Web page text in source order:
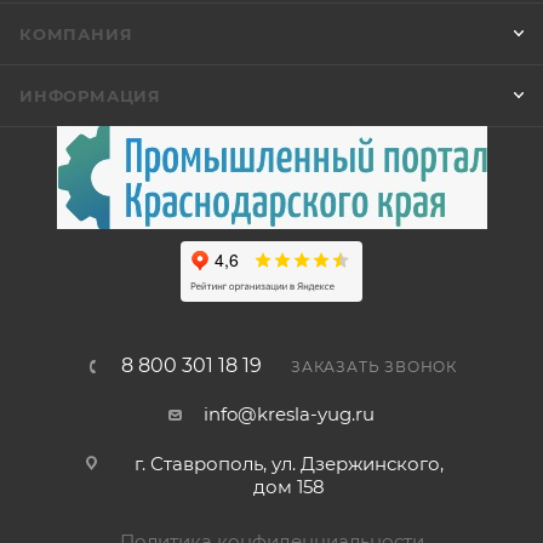
КОМПАНИЯ
ИНФОРМАЦИЯ
8 800 301 18 19 ЗАКАЗАТЬ ЗВОНОК
info@kresla-yug.ru
г. Ставрополь​, ул. Дзержинского,
дом 158